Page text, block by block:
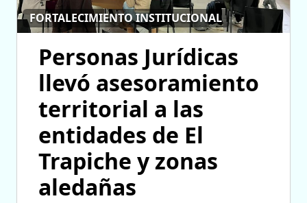
FORTALECIMIENTO INSTITUCIONAL
Personas Jurídicas
llevó asesoramiento
territorial a las
entidades de El
Trapiche y zonas
aledañas